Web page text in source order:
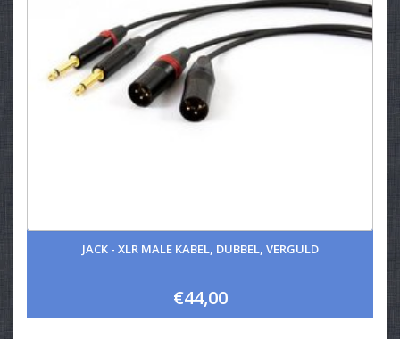
JACK - XLR MALE KABEL, DUBBEL, VERGULD
€44,00